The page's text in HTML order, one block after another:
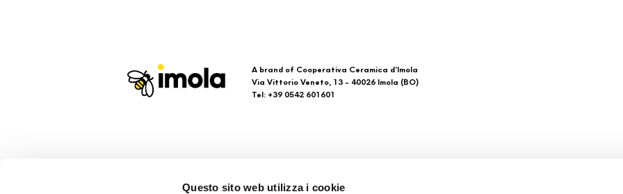
Questo sito web utilizza i cookie
A brand of Cooperativa Ceramica d’Imola
Via Vittorio Veneto, 13 - 40026 Imola (BO)
Tel: +39 0542 601601